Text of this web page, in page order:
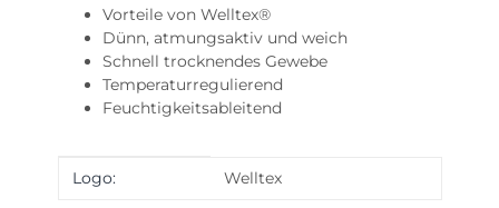
Vorteile von Welltex®
Dünn, atmungsaktiv und weich
Schnell trocknendes Gewebe
Temperaturregulierend
Feuchtigkeitsableitend
Produkteigenschaft
Wert
Logo: Welltex